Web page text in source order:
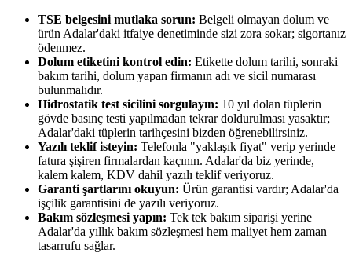
TSE belgesini mutlaka sorun: Belgeli olmayan dolum ve
ürün Adalar'daki itfaiye denetiminde sizi zora sokar; sigortanız
ödenmez.
Dolum etiketini kontrol edin: Etikette dolum tarihi, sonraki
bakım tarihi, dolum yapan firmanın adı ve sicil numarası
bulunmalıdır.
Hidrostatik test sicilini sorgulayın: 10 yıl dolan tüplerin
gövde basınç testi yapılmadan tekrar doldurulması yasaktır;
Adalar'daki tüplerin tarihçesini bizden öğrenebilirsiniz.
Yazılı teklif isteyin: Telefonla "yaklaşık fiyat" verip yerinde
fatura şişiren firmalardan kaçının. Adalar'da biz yerinde,
kalem kalem, KDV dahil yazılı teklif veriyoruz.
Garanti şartlarını okuyun: Ürün garantisi vardır; Adalar'da
işçilik garantisini de yazılı veriyoruz.
Bakım sözleşmesi yapın: Tek tek bakım siparişi yerine
Adalar'da yıllık bakım sözleşmesi hem maliyet hem zaman
tasarrufu sağlar.